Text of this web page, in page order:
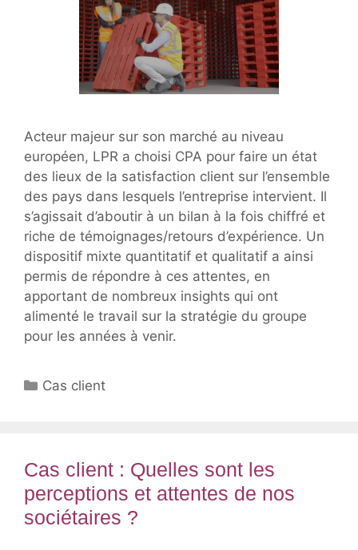
Acteur majeur sur son marché au niveau
européen, LPR a choisi CPA pour faire un état
des lieux de la satisfaction client sur l’ensemble
des pays dans lesquels l’entreprise intervient. Il
s’agissait d’aboutir à un bilan à la fois chiffré et
riche de témoignages/retours d’expérience. Un
dispositif mixte quantitatif et qualitatif a ainsi
permis de répondre à ces attentes, en
apportant de nombreux insights qui ont
alimenté le travail sur la stratégie du groupe
pour les années à venir.
Catégories
Cas client
Cas client : Quelles sont les
perceptions et attentes de nos
sociétaires ?